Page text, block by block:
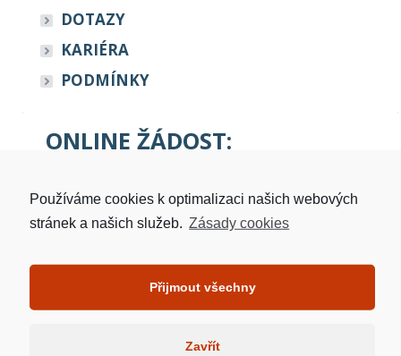
DOTAZY
KARIÉRA
PODMÍNKY
ONLINE ŽÁDOST:
Jméno a Příjmení
Používáme cookies k optimalizaci našich webových
stránek a našich služeb. Zásady cookies
Přijmout všechny
Zavřít